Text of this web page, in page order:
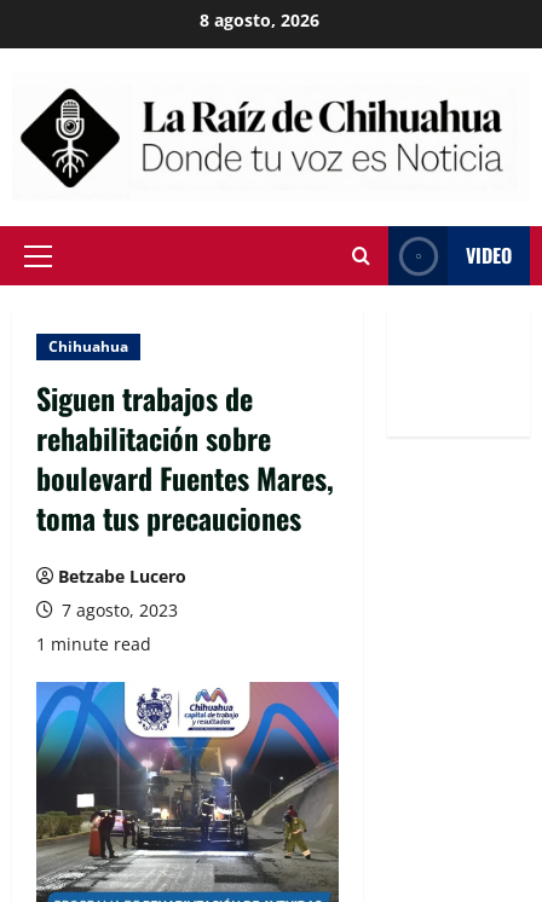
to
8 agosto, 2026
Primary
VIDEO
Chihuahua
Siguen trabajos de
rehabilitación sobre
boulevard Fuentes Mares,
toma tus precauciones
Betzabe Lucero
7 agosto, 2023
1 minute read